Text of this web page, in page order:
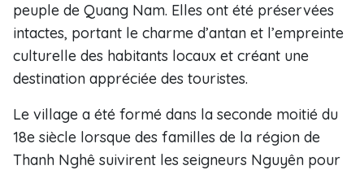
peuple de Quang Nam. Elles ont été préservées
intactes, portant le charme d’antan et l’empreinte
culturelle des habitants locaux et créant une
destination appréciée des touristes.
Le village a été formé dans la seconde moitié du
18e siècle lorsque des familles de la région de
Thanh Nghê suivirent les seigneurs Nguyên pour